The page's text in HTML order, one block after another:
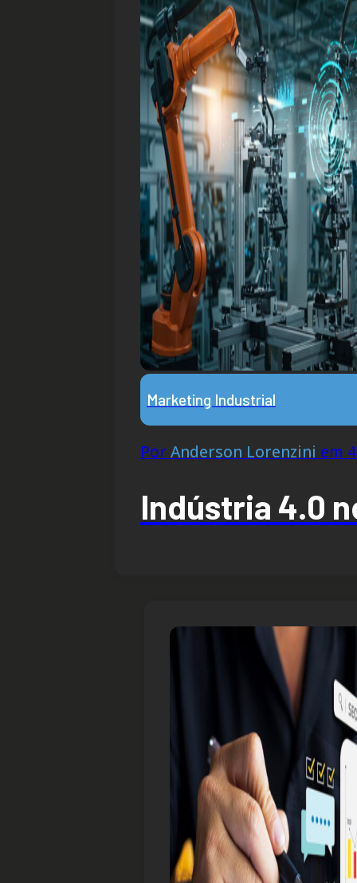
Marketing Industrial
Por Anderson Lorenzini em
Indústria 4.0